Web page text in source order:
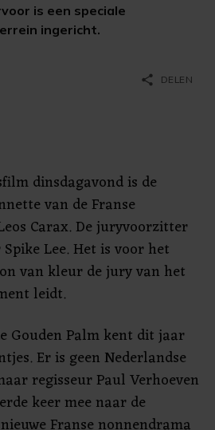
is een speciale
ingericht.
share DELEN
dinsdagavond is de
van de Franse
Carax. De juryvoorzitter
Lee. Het is voor het
van kleur de jury van het
leidt.
Gouden Palm kent dit jaar
Er is geen Nederlandse
regisseur Paul Verhoeven
keer mee naar de